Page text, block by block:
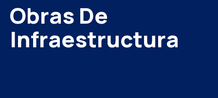
Obras De
Infraestructura